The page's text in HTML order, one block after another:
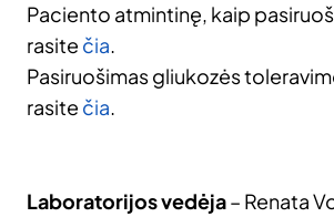
Paciento atmintinę, kaip
rasite čia.
Pasiruošimas gliukozės
rasite čia.
Laboratorijos vedėja– Renata